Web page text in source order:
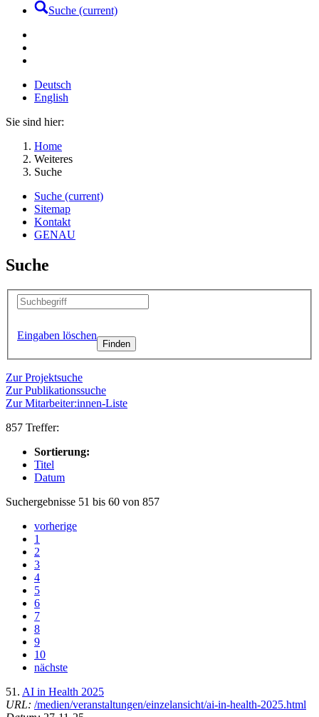
Suche (current)
Deutsch
English
Sie sind hier:
Home
Weiteres
Suche
Suche (current)
Sitemap
Kontakt
GENAU
Suche
Eingaben löschen
Zur Projektsuche
Zur Publikationssuche
Zur Mitarbeiter:innen-Liste
857 Treffer:
Sortierung:
Titel
Datum
Suchergebnisse 51 bis 60 von 857
vorherige
1
2
3
4
5
6
7
8
9
10
nächste
51. AI in Health 2025
URL: /medien/veranstaltungen/einzelansicht/ai-in-health-2025.html